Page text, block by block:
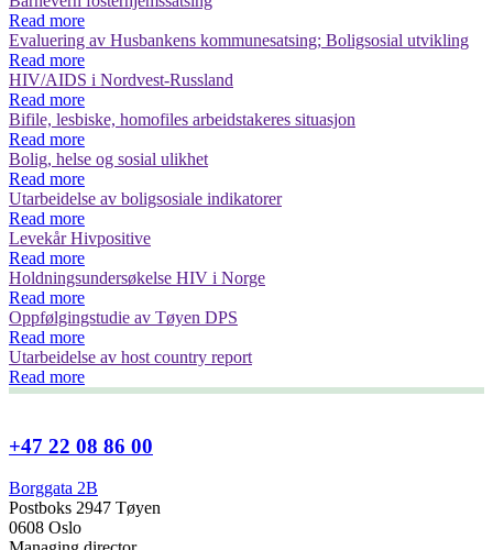
Read more
Evaluering av Husbankens kommunesatsing; Boligsosial utvikling
Read more
HIV/AIDS i Nordvest-Russland
Read more
Bifile, lesbiske, homofiles arbeidstakeres situasjon
Read more
Bolig, helse og sosial ulikhet
Read more
Utarbeidelse av boligsosiale indikatorer
Read more
Levekår Hivpositive
Read more
Holdningsundersøkelse HIV i Norge
Read more
Oppfølgingstudie av Tøyen DPS
Read more
Utarbeidelse av host country report
Read more
+47 22 08 86 00
Borggata 2B
Postboks 2947 Tøyen
0608 Oslo